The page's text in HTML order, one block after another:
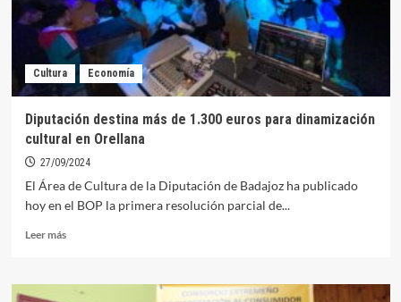
a
Quintana
y
Zalamea
Cultura Economía
Diputación destina más de 1.300 euros para dinamización
cultural en Orellana
27/09/2024
El Área de Cultura de la Diputación de Badajoz ha publicado
hoy en el BOP la primera resolución parcial de...
Leer másLeer
Diputación